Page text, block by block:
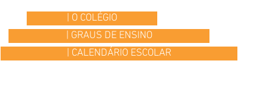
| O COLÉGIO
| GRAUS DE ENSINO
| CALENDÁRIO ESCOLAR